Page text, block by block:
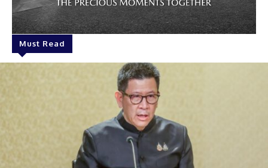
Must Read